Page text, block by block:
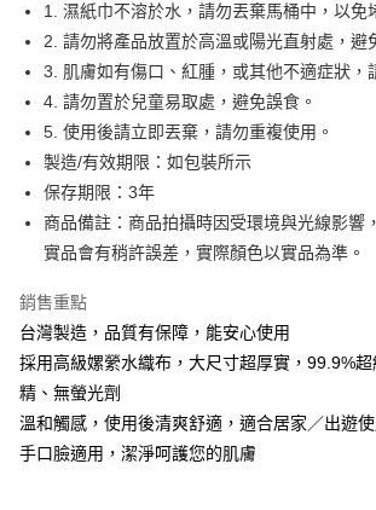
運送方式
每筆NT$80，滿NT$799(含以上)免運費
宅配
每筆NT$80，滿NT$799(含以上)免運費
(箱購)宅配
免運費
1. 濕紙巾不溶於水，請勿丟棄馬桶中，以免
2. 請勿將產品放置於高溫或陽光直射處，避
3. 肌膚如有傷口、紅腫，或其他不適症狀，
4. 請勿置於兒童易取處，避免誤食。
5. 使用後請立即丟棄，請勿重複使用。
製造/有效期限：如包裝所示
保存期限：3年
商品備註：商品拍攝時因受環境與光線影響
實品會有稍許誤差，實際顏色以實品為準。
銷售重點
台灣製造，品質有保障，能安心使用
採用高級嫘縈水織布，大尺寸超厚實，99.9%
精、無螢光劑
溫和觸感，使用後清爽舒適，適合居家／出遊使
手口臉適用，潔淨呵護您的肌膚